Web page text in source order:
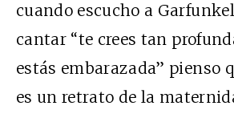
cuando escucho a
cantar “te crees tan
estás embarazada” pienso
es un retrato de la